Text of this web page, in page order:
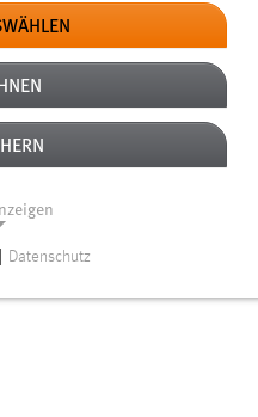
Funktion der
Datenschutz